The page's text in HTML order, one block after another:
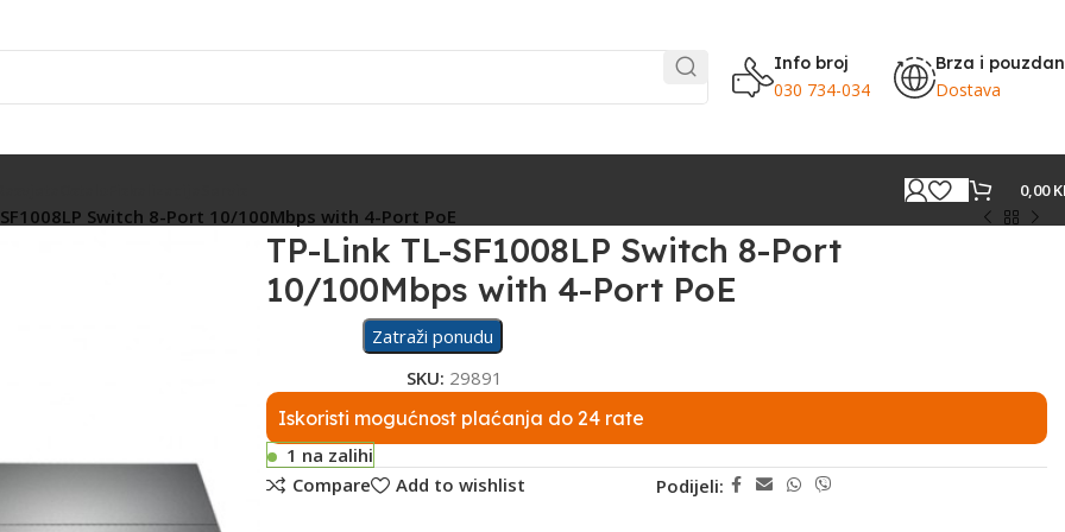
Info broj
030 734-034
Brza i
Dostava
0,00
Switch 8-Port 10/100Mbps with 4-Port PoE
TP-Link TL-SF1008LP Switch 8-Port
10/100Mbps with 4-Port PoE
Zatraži ponudu
SKU: 29891
Iskoristi mogućnost plaćanja do 24 rate
1 na zalihi
Compare
Add to wishlist Podijeli: